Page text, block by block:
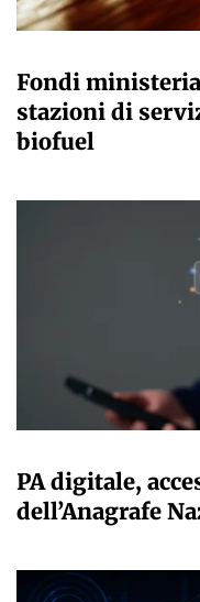
Fondi
stazioni di
biofuel
PA digitale,
dell’Anagrafe